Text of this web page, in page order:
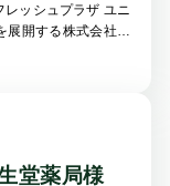
レッシュプラザ ユニ
展開する株式会社野
堂薬局様